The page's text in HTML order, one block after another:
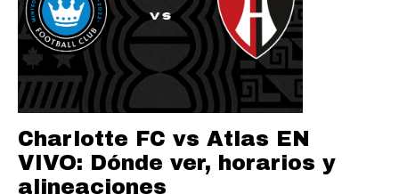
Charlotte FC vs Atlas EN
VIVO: Dónde ver, horarios y
alineaciones